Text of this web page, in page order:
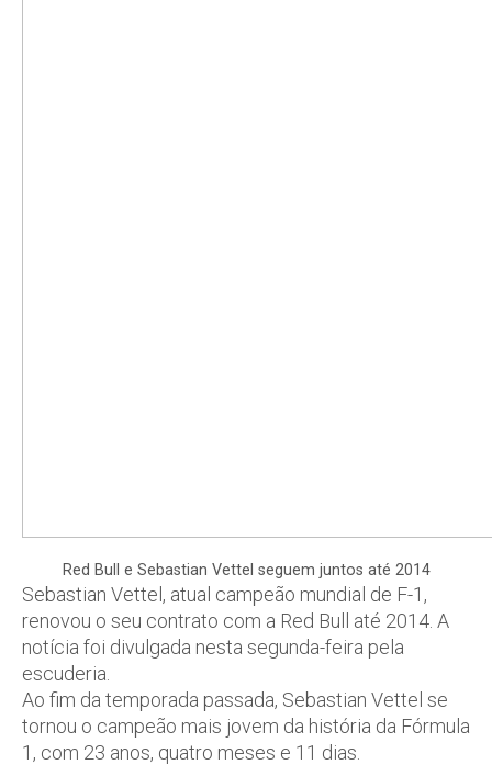
Red Bull e Sebastian Vettel seguem juntos até 2014
Sebastian Vettel, atual campeão mundial de F-1,
renovou o seu contrato com a Red Bull até 2014. A
notícia foi divulgada nesta segunda-feira pela
escuderia.
Ao fim da temporada passada, Sebastian Vettel se
tornou o campeão mais jovem da história da Fórmula
1, com 23 anos, quatro meses e 11 dias.